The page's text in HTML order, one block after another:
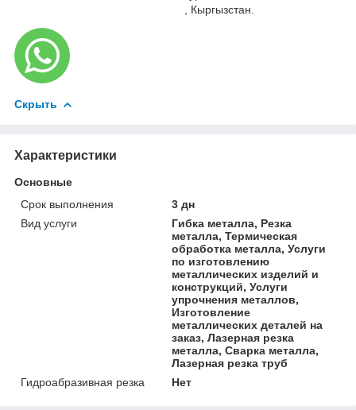
, Кыргызстан.
Скрыть
Характеристики
Основные
Срок выполнения
3 дн
Вид услуги
Гибка металла, Резка
металла, Термическая
обработка металла, Услуги
по изготовлению
металлических изделий и
конструкций, Услуги
упрочнения металлов,
Изготовление
металлических деталей на
заказ, Лазерная резка
металла, Сварка металла,
Лазерная резка труб
Гидроабразивная резка
Нет